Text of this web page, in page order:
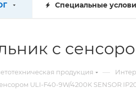
Специальные
с
продукция —
ULI-F40-9W/4200K SENSOR